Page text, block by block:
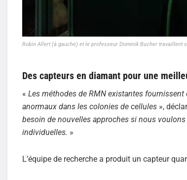
Robin Allert (à gauche) et le professeur Dominik Bucher travaillent
Des capteurs en diamant pour une
« Les méthodes de RMN existantes fournissent
anormaux dans les colonies de cellules »,
besoin de nouvelles approches si nous
individuelles. »
L’équipe de recherche a produit un capteur